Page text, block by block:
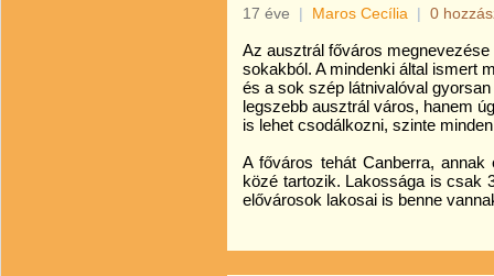
17 éve | Maros Cecília | 0
Az ausztrál főváros
sokakból. A mindenki által ismert
és a sok szép látnivalóval
legszebb ausztrál város, hanem
is lehet csodálkozni, szinte
A főváros tehát Canberra,
közé tartozik. Lakossága is csak
elővárosok lakosai is benne